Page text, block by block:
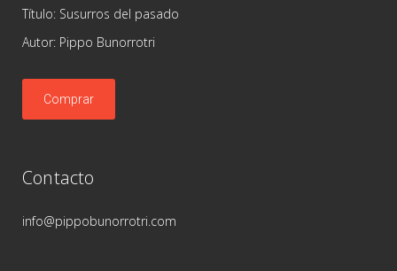
Título: Susurros del pasado
Autor: Pippo Bunorrotri
Comprar
Contacto
info@pippobunorrotri.com